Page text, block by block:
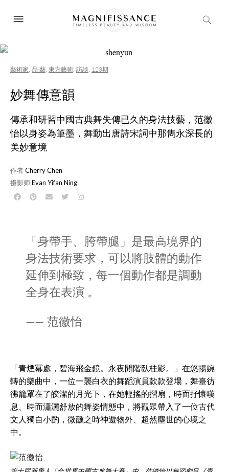
藝術家 品·藝 東方藝術 訪談 123期
妙舞傳意韻
傳承和研習中國古典舞失傳已久的身法技藝，范徽
怡以身姿為筆墨，舞動出唐詩宋詞中那雋永深長的
美妙意境
作者Cherry Chen
摄影师Evan Yifan Ning
「身帶手、胯帶腿」是最高境界的
身法技術要求，可以將肢體的動作
延伸到極致，每一個動作都是調動
全身在表演 。
—— 范徽怡
「青煙冪處，碧海飛金鏡。永夜閒階臥桂影。」在悠揚婉
轉的樂曲中，一位一襲白衣的舞蹈演員款款登場，舞臺彷
彿籠罩在了皎潔的月光下，在她輕搖的摺扇，時而抒懷嘆
息、時而瀟灑舒放的舞姿情態中，將觀眾帶入了一位古代
文人獨自小酌，微醺之時神遊物外、超然塵世的心境之
中。